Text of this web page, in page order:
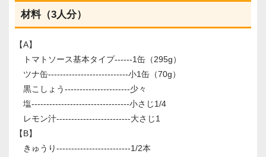
材料（3人分）
【A】
トマトソース基本タイプ------1缶（295g）
ツナ缶---------------------------小1缶（70g）
黒こしょう----------------------少々
塩---------------------------------小さじ1/4
レモン汁-------------------------大さじ1
【B】
きゅうり-------------------------1/2本